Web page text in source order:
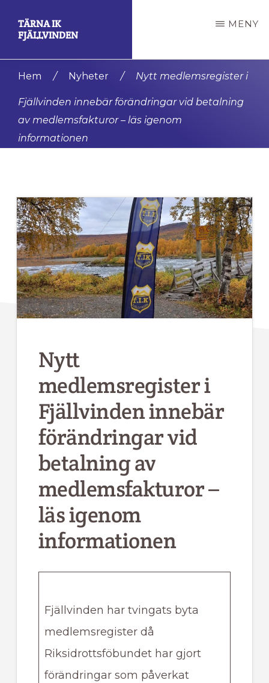
primära
TÄRNA IK
FJÄLLVINDEN
framgångsrika
världen.
MENY
Hem / Nyheter / Nytt medlemsregister i
Fjällvinden innebär förändringar vid betalning
av medlemsfakturor – läs igenom
informationen
Nytt
medlemsregister i
Fjällvinden innebär
förändringar vid
betalning av
medlemsfakturor –
läs igenom
informationen
Fjällvinden har tvingats byta
medlemsregister då
Riksidrottsföbundet har gjort
förändringar som påverkat